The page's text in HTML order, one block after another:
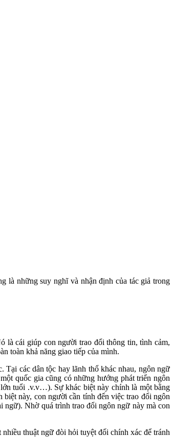
là những suy nghĩ và nhận định của tác giả trong
là cái giúp con người trao đổi thông tin, tình cảm,
toàn khả năng giao tiếp của mình.
Tại các dân tộc hay lãnh thổ khác nhau, ngôn ngữ
quốc gia cũng có những hướng phát triển ngôn
tuổi .v.v…). Sự khác biệt này chính là một bằng
này, con người cần tính đến việc trao đổi ngôn
ngữ). Nhờ quá trình trao đổi ngôn ngữ này mà con
thuật ngữ đòi hỏi tuyệt đối chính xác để tránh